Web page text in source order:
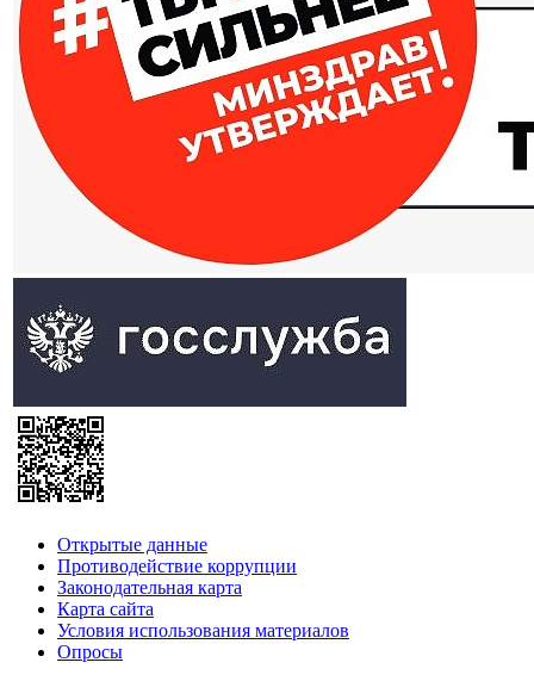
Открытые данные
Противодействие коррупции
Законодательная карта
Карта сайта
Условия использования материалов
Опросы